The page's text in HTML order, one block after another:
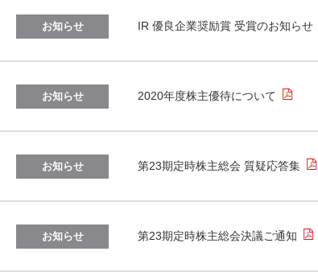
お知らせ IR 優良企業奨励賞 受賞のお知らせ
お知らせ 2020年度株主優待について
お知らせ 第23期定時株主総会 質疑応答集
お知らせ 第23期定時株主総会決議ご通知